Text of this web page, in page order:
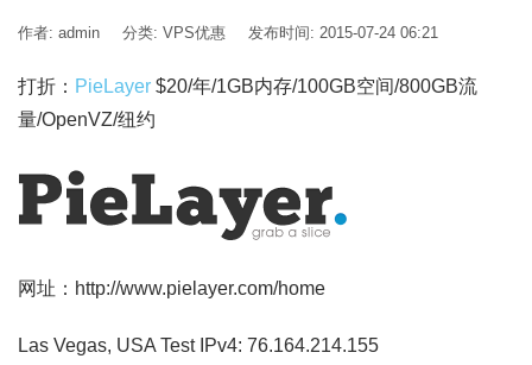
作者: admin 分类: VPS优惠 发布时间: 2015-07-24 06:21
打折： PieLayer $20/年/1GB内存/100GB空间/800GB流
量/OpenVZ/纽约
网址：http://www.pielayer.com/home
Las Vegas, USA Test IPv4: 76.164.214.155